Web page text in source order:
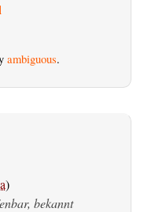
ambiguous.
)
bekannt